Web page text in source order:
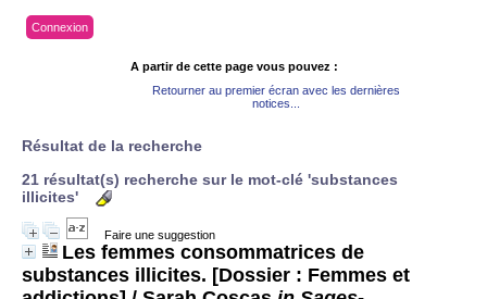
Connexion
A partir de cette page vous pouvez :
Retourner au premier écran avec les dernières
notices...
Résultat de la recherche
21 résultat(s) recherche sur le mot-clé 'substances
illicites'
Faire une suggestion
Les femmes consommatrices de
substances illicites. [Dossier : Femmes et